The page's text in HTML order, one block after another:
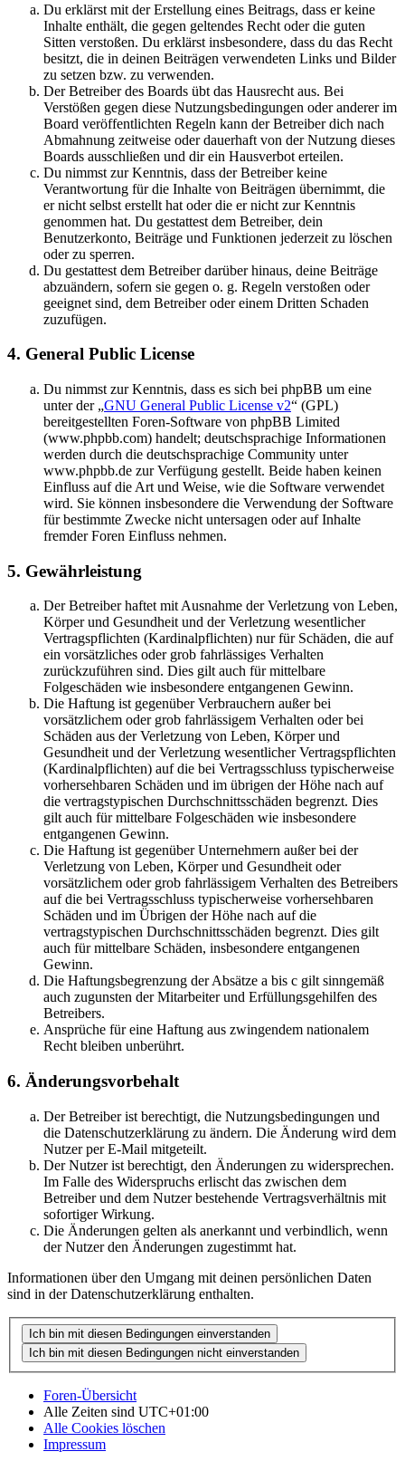
Du erklärst mit der Erstellung eines Beitrags, dass er keine
Inhalte enthält, die gegen geltendes Recht oder die guten
Sitten verstoßen. Du erklärst insbesondere, dass du das Recht
besitzt, die in deinen Beiträgen verwendeten Links und Bilder
zu setzen bzw. zu verwenden.
Der Betreiber des Boards übt das Hausrecht aus. Bei
Verstößen gegen diese Nutzungsbedingungen oder anderer im
Board veröffentlichten Regeln kann der Betreiber dich nach
Abmahnung zeitweise oder dauerhaft von der Nutzung dieses
Boards ausschließen und dir ein Hausverbot erteilen.
Du nimmst zur Kenntnis, dass der Betreiber keine
Verantwortung für die Inhalte von Beiträgen übernimmt, die
er nicht selbst erstellt hat oder die er nicht zur Kenntnis
genommen hat. Du gestattest dem Betreiber, dein
Benutzerkonto, Beiträge und Funktionen jederzeit zu löschen
oder zu sperren.
Du gestattest dem Betreiber darüber hinaus, deine Beiträge
abzuändern, sofern sie gegen o. g. Regeln verstoßen oder
geeignet sind, dem Betreiber oder einem Dritten Schaden
zuzufügen.
4. General Public License
Du nimmst zur Kenntnis, dass es sich bei phpBB um eine
unter der „GNU General Public License v2“ (GPL)
bereitgestellten Foren-Software von phpBB Limited
(www.phpbb.com) handelt; deutschsprachige Informationen
werden durch die deutschsprachige Community unter
www.phpbb.de zur Verfügung gestellt. Beide haben keinen
Einfluss auf die Art und Weise, wie die Software verwendet
wird. Sie können insbesondere die Verwendung der Software
für bestimmte Zwecke nicht untersagen oder auf Inhalte
fremder Foren Einfluss nehmen.
5. Gewährleistung
Der Betreiber haftet mit Ausnahme der Verletzung von Leben,
Körper und Gesundheit und der Verletzung wesentlicher
Vertragspflichten (Kardinalpflichten) nur für Schäden, die auf
ein vorsätzliches oder grob fahrlässiges Verhalten
zurückzuführen sind. Dies gilt auch für mittelbare
Folgeschäden wie insbesondere entgangenen Gewinn.
Die Haftung ist gegenüber Verbrauchern außer bei
vorsätzlichem oder grob fahrlässigem Verhalten oder bei
Schäden aus der Verletzung von Leben, Körper und
Gesundheit und der Verletzung wesentlicher Vertragspflichten
(Kardinalpflichten) auf die bei Vertragsschluss typischerweise
vorhersehbaren Schäden und im übrigen der Höhe nach auf
die vertragstypischen Durchschnittsschäden begrenzt. Dies
gilt auch für mittelbare Folgeschäden wie insbesondere
entgangenen Gewinn.
Die Haftung ist gegenüber Unternehmern außer bei der
Verletzung von Leben, Körper und Gesundheit oder
vorsätzlichem oder grob fahrlässigem Verhalten des Betreibers
auf die bei Vertragsschluss typischerweise vorhersehbaren
Schäden und im Übrigen der Höhe nach auf die
vertragstypischen Durchschnittsschäden begrenzt. Dies gilt
auch für mittelbare Schäden, insbesondere entgangenen
Gewinn.
Die Haftungsbegrenzung der Absätze a bis c gilt sinngemäß
auch zugunsten der Mitarbeiter und Erfüllungsgehilfen des
Betreibers.
Ansprüche für eine Haftung aus zwingendem nationalem
Recht bleiben unberührt.
6. Änderungsvorbehalt
Der Betreiber ist berechtigt, die Nutzungsbedingungen und
die Datenschutzerklärung zu ändern. Die Änderung wird dem
Nutzer per E-Mail mitgeteilt.
Der Nutzer ist berechtigt, den Änderungen zu widersprechen.
Im Falle des Widerspruchs erlischt das zwischen dem
Betreiber und dem Nutzer bestehende Vertragsverhältnis mit
sofortiger Wirkung.
Die Änderungen gelten als anerkannt und verbindlich, wenn
der Nutzer den Änderungen zugestimmt hat.
Informationen über den Umgang mit deinen persönlichen Daten
sind in der Datenschutzerklärung enthalten.
Foren-Übersicht
Alle Zeiten sind UTC+01:00
Alle Cookies löschen
Impressum